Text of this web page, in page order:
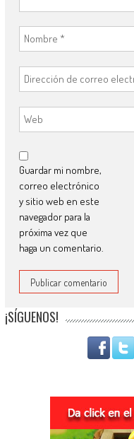
Guardar mi nombre,
correo electrónico
y sitio web en este
navegador para la
próxima vez que
haga un comentario.
¡SÍGUENOS!